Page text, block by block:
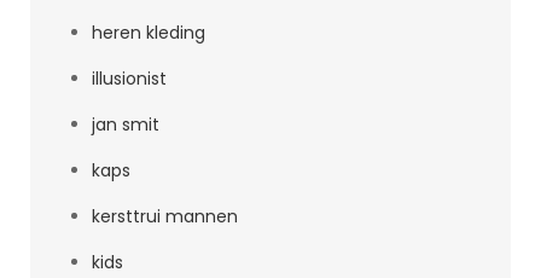
heren kleding
illusionist
jan smit
kaps
kersttrui mannen
kids